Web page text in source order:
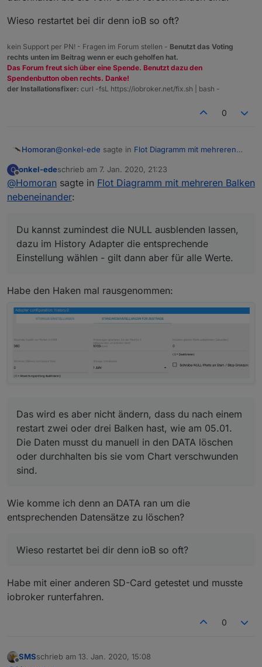
Wieso restartet bei dir denn ioB so oft?
kein Support per PN! - Fragen im Forum stellen - Benutzt das Voting
rechts unten im Beitrag wenn er euch geholfen hat.
Das Forum freut sich über eine Spende. Benutzt dazu den
Spendenbutton oben rechts. Danke!
der Installationsfixer: curl -fsL https://iobroker.net/fix.sh | bash -
0
Homoran@onkel-ede sagte in Flot Diagramm mit mehreren
Kann es sein, dass die Werte geschrieben
Kann nicht nur ist so!
Du kannst zumindest die NULL ausblenden lassen,
dazu im History Adapter die entsprechende
Einstellung wählen - gilt dann aber für alle Werte.
Das wird es aber nicht ändern, dass du nach einem
restart zwei oder drei Balken hast, wie am 05.01.
sind.
O
Offline
onkel-edeschrieb am 7. Jan. 2020, 21:23
zuletzt editiert von
@Homoran sagte in Flot Diagramm mit mehreren Balken
nebeneinander:
Du kannst zumindest die NULL ausblenden lassen,
dazu im History Adapter die entsprechende
Einstellung wählen - gilt dann aber für alle Werte.
Habe den Haken mal rausgenommen:
Das wird es aber nicht ändern, dass du nach einem
restart zwei oder drei Balken hast, wie am 05.01.
Die Daten musst du manuell in den DATA löschen
oder durchhalten bis sie vom Chart verschwunden
sind.
Wie komme ich denn an DATA ran um die
entsprechenden Datensätze zu löschen?
Wieso restartet bei dir denn ioB so oft?
Habe mit einer anderen SD-Card getestet und musste
iobroker runterfahren.
0
SMSschrieb am 13. Jan. 2020, 15:08
zuletzt editiert von